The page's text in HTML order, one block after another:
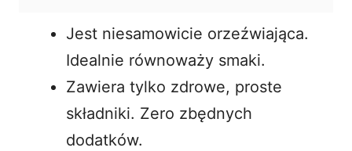
Jest niesamowicie orzeźwiająca.
Idealnie równoważy smaki.
Zawiera tylko zdrowe, proste
składniki. Zero zbędnych
dodatków.